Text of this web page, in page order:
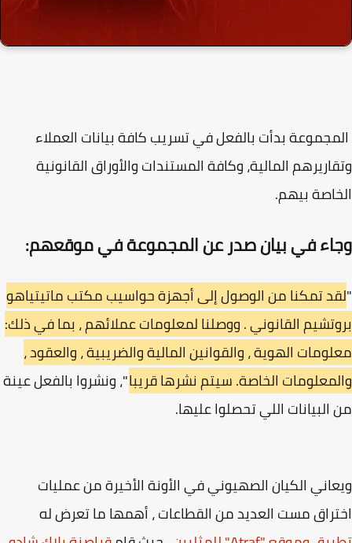
بدأت بالفعل في تسريب كافة بيانات العملاء
المالية، وكافة المستندات والأوراق القانونية
بيهم.
في بيان صدر عن المجموعة في موقعهم:
تمكنا من الوصول إلى أجهزة حواسيب مكتب ماتيتياهو
القانوني . ووصلنا لمعلومات عملائهم ، بما في ذلك:
الهوية ، والقوانين المالية والضريبية ، والعقود ،
الخاصة. سيتم نشرها قريبا."، ونشروا بالفعل عينة
اللي تحصلوا عليها.
الكيان الصهيوني في الأونة الأخيرة من عمليات
مست العديد من القطاعات ، أهمها ما تعرض له